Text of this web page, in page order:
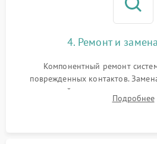
4. Ремонт и
Компонентный ремонт
поврежденных контактов.
двигателей, изношенного
лидара или помпы подачи воды.
Подробнее